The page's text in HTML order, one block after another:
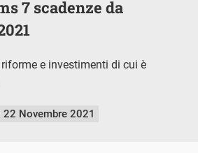
7 scadenze da
e investimenti di cui è
22 Novembre 2021